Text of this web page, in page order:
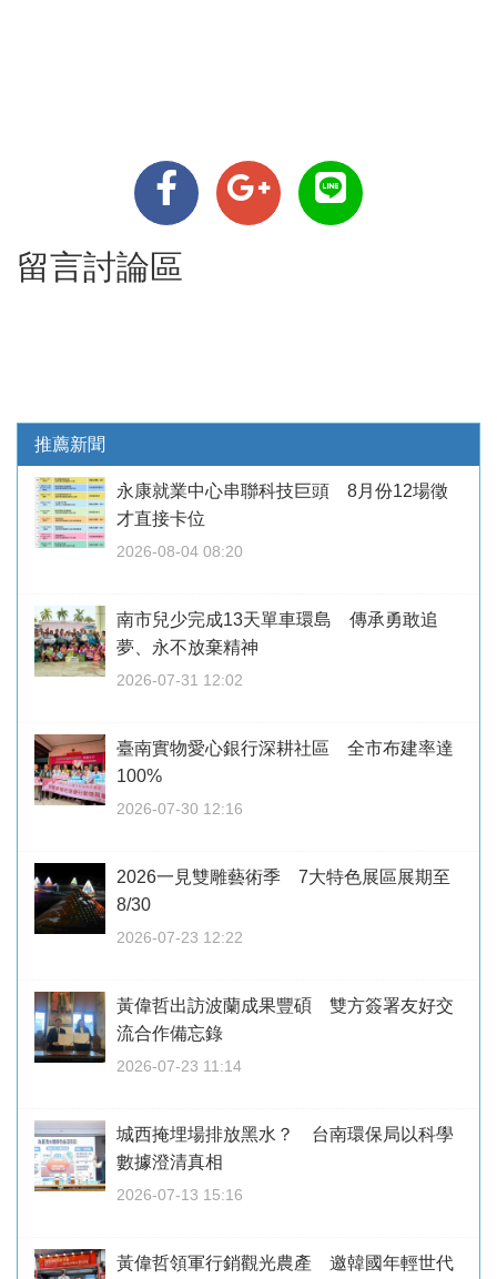
留言討論區
推薦新聞
永康就業中心串聯科技巨頭 8月份12場徵
才直接卡位
2026-08-04 08:20
南市兒少完成13天單車環島 傳承勇敢追
夢、永不放棄精神
2026-07-31 12:02
臺南實物愛心銀行深耕社區 全市布建率達
100%
2026-07-30 12:16
2026一見雙雕藝術季 7大特色展區展期至
8/30
2026-07-23 12:22
黃偉哲出訪波蘭成果豐碩 雙方簽署友好交
流合作備忘錄
2026-07-23 11:14
城西掩埋場排放黑水？ 台南環保局以科學
數據澄清真相
2026-07-13 15:16
黃偉哲領軍行銷觀光農產 邀韓國年輕世代